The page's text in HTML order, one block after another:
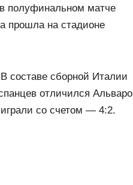
полуфинальном матче
прошла на стадионе
составе сборной Италии
отличился Альваро
со счетом — 4:2.